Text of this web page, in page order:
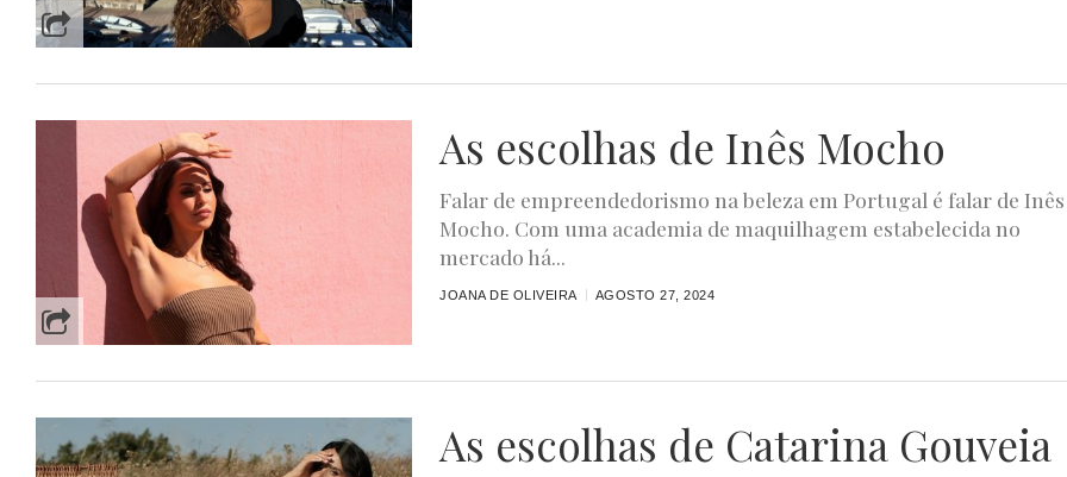
As escolhas de Inês Mocho
Falar de empreendedorismo na beleza em Portugal é falar de Inês
Mocho. Com uma academia de maquilhagem estabelecida no
mercado há...
JOANA DE OLIVEIRA AGOSTO 27, 2024
As escolhas de Catarina Gouveia